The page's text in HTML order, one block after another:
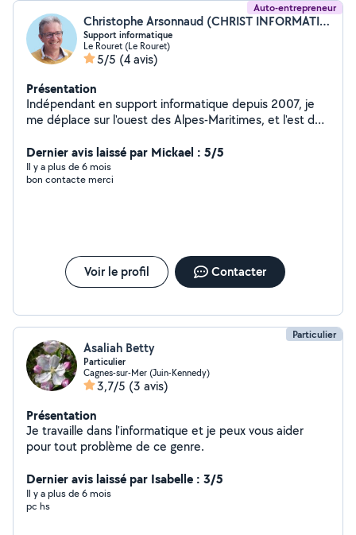
Auto-entrepreneur
Christophe Arsonnaud (CHRIST INFORMATIQUE ET GENEALOGIE)
Support informatique
Le Rouret (Le Rouret)
5/5 (4 avis)
Présentation
Indépendant en support informatique depuis 2007, je
me déplace sur l'ouest des Alpes-Maritimes, et l'est du
optimisation ... Sur Windows, Mac et Android
Configuration Wifi, aide avant l'arrivée de la fibre
Dernier avis laissé par Mickael : 5/5
Il y a plus de 6 mois
bon contacte merci
Voir le profil Contacter
Particulier
Asaliah Betty
Particulier
Cagnes-sur-Mer (Juin-Kennedy)
3,7/5 (3 avis)
Présentation
Je travaille dans l'informatique et je peux vous aider
pour tout problème de ce genre.
Dernier avis laissé par Isabelle : 3/5
Il y a plus de 6 mois
pc hs